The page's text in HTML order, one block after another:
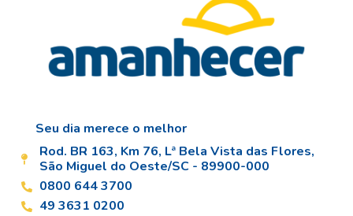
Seu dia merece o melhor
Rod. BR 163, Km 76, Lª Bela Vista das Flores,
São Miguel do Oeste/SC - 89900-000
0800 644 3700
49 3631 0200